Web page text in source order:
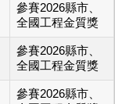
參賽2026縣市、
全國工程金質獎
參賽2026縣市、
全國工程金質獎
參賽2026縣市、